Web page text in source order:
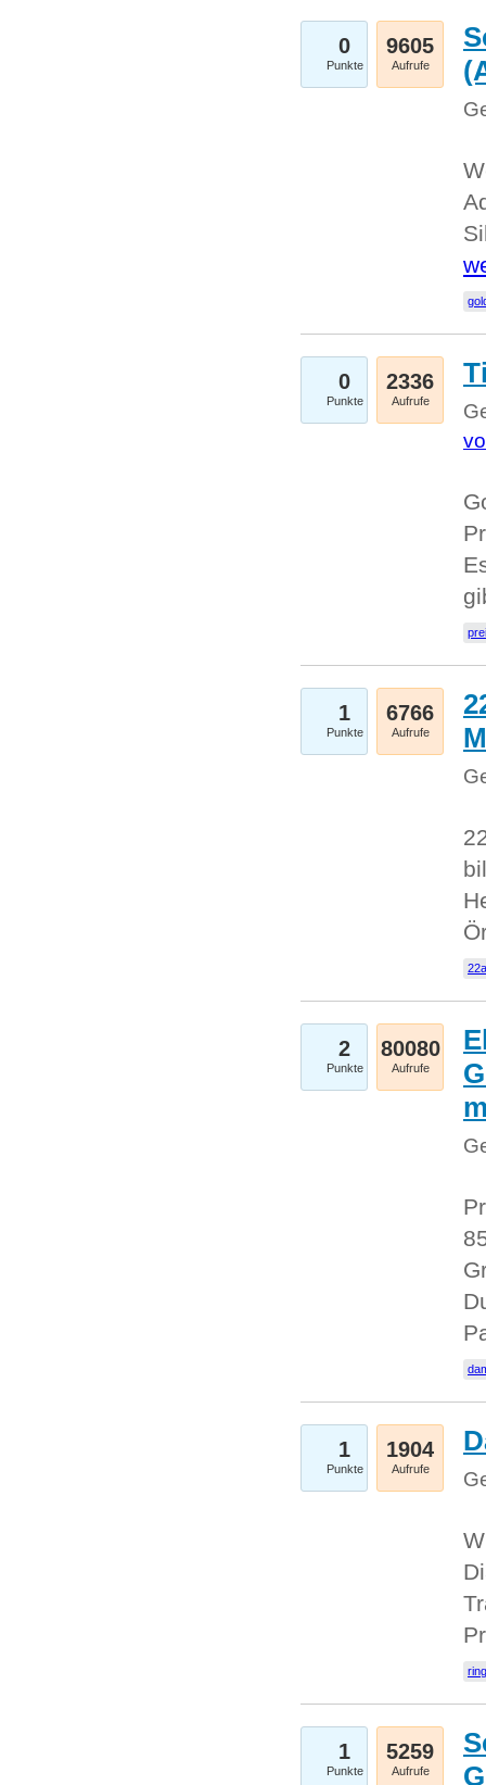
0
Punkte
9605
Aufrufe
0
Punkte
2336
Aufrufe
1
Punkte
6766
Aufrufe
2
Punkte
80080
Aufrufe
1
Punkte
1904
Aufrufe
ring
1
Punkte
5259
Aufrufe